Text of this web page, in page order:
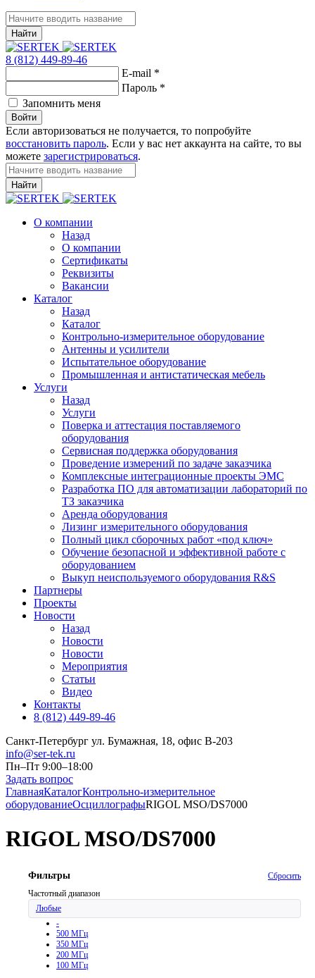
Найти
8 (812) 449-89-46
E-mail *
Пароль *
Запомнить меня
Войти
Если авторизоваться не получается, то попробуйте
восстановить пароль. Если у вас нет аккаунта на сайте, то вы
можете зарегистрироваться.
Найти
О компании
Назад
О компании
Сертификаты
Реквизиты
Вакансии
Каталог
Назад
Каталог
Контрольно-измерительное оборудование
Антенны и усилители
Испытательное оборудование
Промышленная и антистатическая мебель
Услуги
Назад
Услуги
Поверка и аттестация поставляемого
оборудования
Сервисная поддержка оборудования
Проведение измерений по задаче заказчика
Комплексные интеграционные проекты ЭМС
Разработка ПО для автоматизации лабораторий по
ТЗ заказчика
Аренда оборудования
Лизинг измерительного оборудования
Полный цикл сборочных работ «под ключ»
Обучение безопасной и эффективной работе с
оборудованием
Выкуп неиспользуемого оборудования R&S
Партнеры
Проекты
Новости
Назад
Новости
Новости
Мероприятия
Статьи
Видео
Контакты
8 (812) 449-89-46
Санкт-Петербург ул. Бумажная, 18, офис B-203
info@ser-tek.ru
Пн–Пт 9:00–18:00
Задать вопрос
ГлавнаяКаталогКонтрольно-измерительное
оборудованиеОсциллографыRIGOL MSO/DS7000
RIGOL MSO/DS7000
Фильтры
Сбросить
Частотный диапазон
Любые
-
500 МГц
350 МГц
200 МГц
100 МГц